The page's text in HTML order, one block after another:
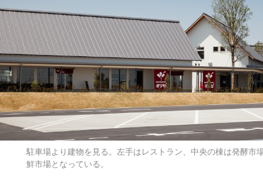
駐車場より建物を見る。左手はレストラン、中央の棟は発酵市
鮮市場となっている。